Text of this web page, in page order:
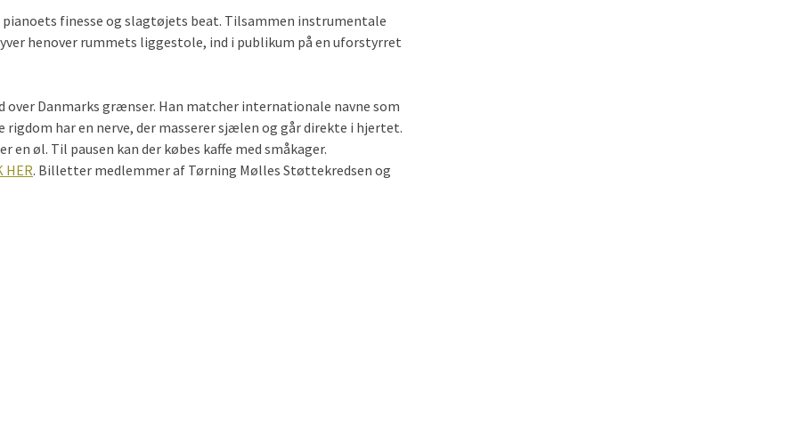
finesse og slagtøjets beat. Tilsammen instrumentale
henover rummets liggestole, ind i publikum på en uforstyrret
Danmarks grænser. Han matcher internationale navne som
har en nerve, der masserer sjælen og går direkte i hjertet.
øl. Til pausen kan der købes kaffe med småkager.
HER. Billetter medlemmer af Tørning Mølles Støttekredsen og